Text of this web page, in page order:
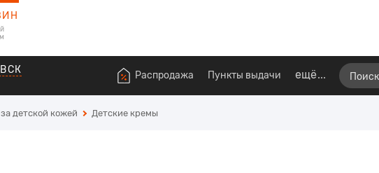
Распродажа Пункты выдачи ещё
детской кожей Детские кремы